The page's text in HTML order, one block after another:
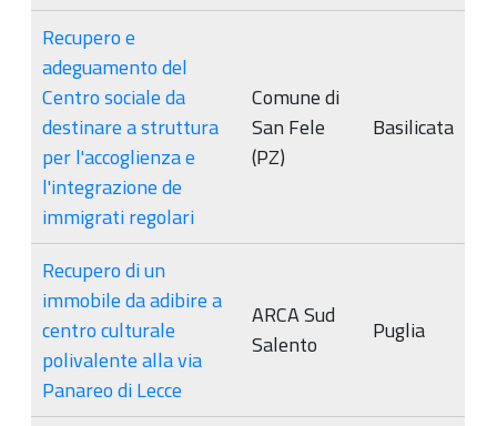
Recupero e
adeguamento del
Centro sociale da
destinare a struttura
per l'accoglienza e
l'integrazione de
immigrati regolari
Comune di
San Fele
(PZ)
Basilicata
Recupero di un
immobile da adibire a
centro culturale
polivalente alla via
Panareo di Lecce
ARCA Sud
Salento
Puglia